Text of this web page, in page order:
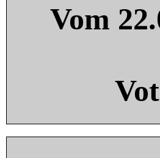
Vom